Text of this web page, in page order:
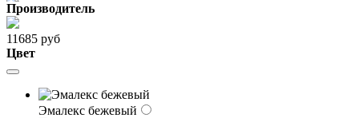
Производитель
11685 руб
Цвет
Эмалекс бежевый